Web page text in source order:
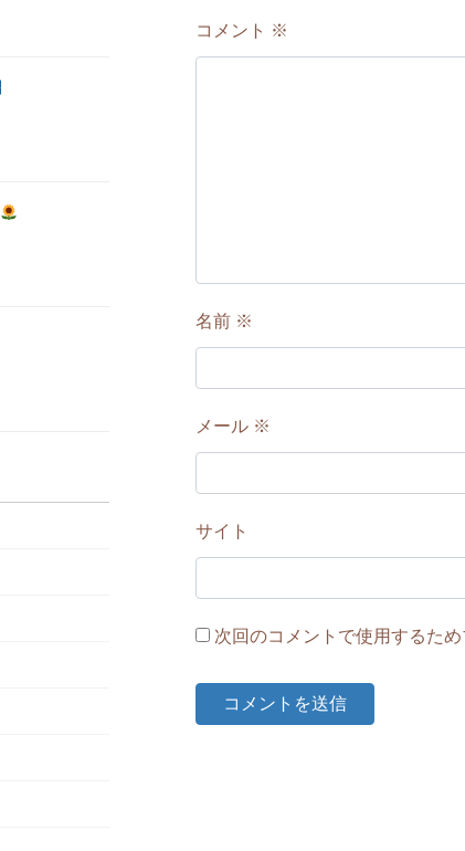
コメント ※
名前 ※
メール ※
サイト
次回のコメントで使用するた